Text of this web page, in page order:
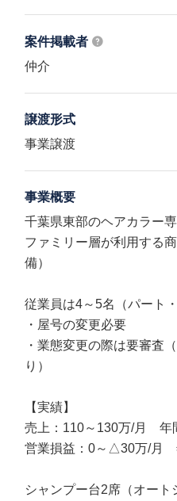
案件掲載者
仲介
譲渡形式
事業譲渡
事業概要
千葉県東部のヘアカラー
ファミリー層が利用する
備）
従業員は4～5名（パート
・屋号の変更必要
・業態変更の際は要審査
り）
【実績】
売上：110～130万/月 年
営業損益：0～△30万/月
シャンプー台2席（オート